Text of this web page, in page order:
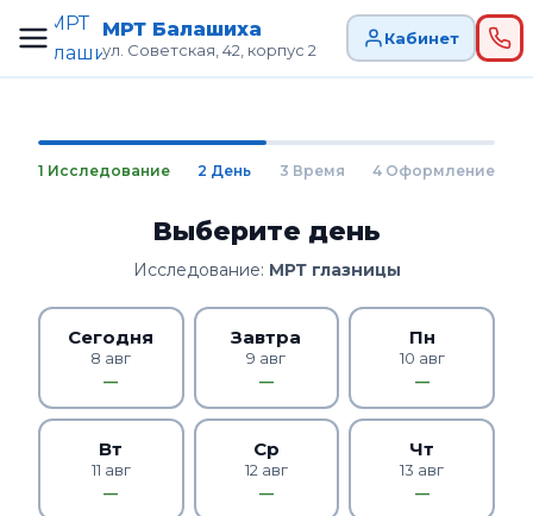
МРТ Балашиха
ул. Советская, 42, корпус 2
Кабинет
1 Исследование 2 День 3 Время 4 Оформление
Выберите день
Исследование: МРТ глазницы
Сегодня
8 авг
—
Завтра
9 авг
—
Пн
10 авг
—
Вт
11 авг
—
Ср
12 авг
—
Чт
13 авг
—